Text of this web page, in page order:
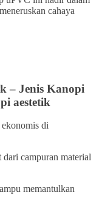
cahaya
– Jenis Kanopi
aestetik
dari campuran material
memantulkan